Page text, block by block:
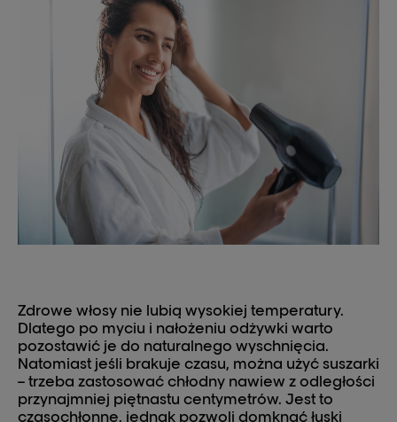
Zdrowe włosy nie lubią wysokiej temperatury.
Dlatego po myciu i nałożeniu odżywki warto
pozostawić je do naturalnego wyschnięcia.
Natomiast jeśli brakuje czasu, można użyć suszarki
– trzeba zastosować chłodny nawiew z odległości
przynajmniej piętnastu centymetrów. Jest to
czasochłonne, jednak pozwoli domknąć łuski